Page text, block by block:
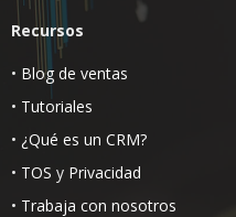
Recursos
• Blog de ventas
• Tutoriales
• ¿Qué es un CRM?
• TOS y Privacidad
• Trabaja con nosotros